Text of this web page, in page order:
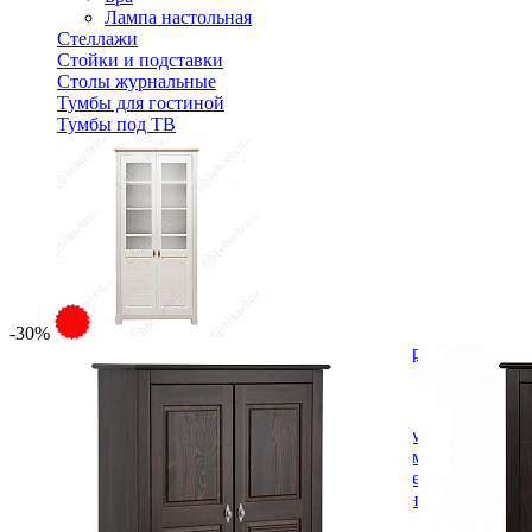
Лампа настольная
Стеллажи
Стойки и подставки
Столы журнальные
Тумбы для гостиной
Тумбы под ТВ
Стеллаж для книг Рауна-2 белый воск с дверцами
Деревянные кровати с подъемным механизмом
Кровати односпальные с подъемным механизмом
Кровати двуспальные с подъемным механизмом
Кровати полутороспальные с подъемным
-30%